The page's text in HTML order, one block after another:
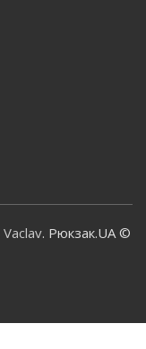
Vaclav. Рюкзак.UA ©